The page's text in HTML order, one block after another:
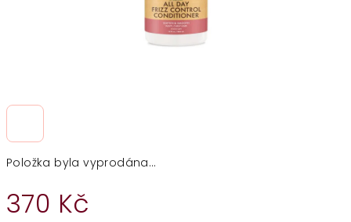
Položka byla vyprodána…
370 Kč